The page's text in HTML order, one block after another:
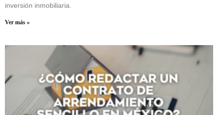
inversión inmobiliaria.
Ver más »